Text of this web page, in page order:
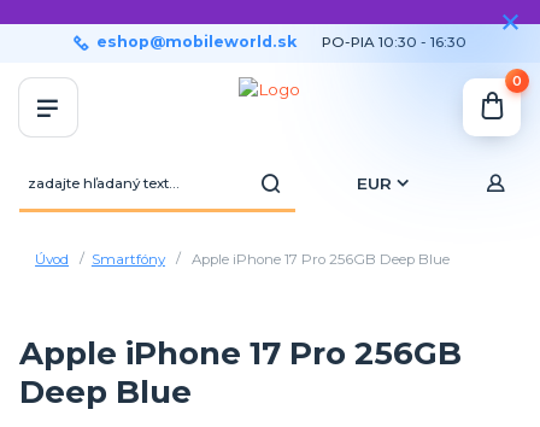
EUR
eshop@mobileworld.sk PO-PIA 10:30 - 16:30
0
Úvod Smartfóny Apple iPhone 17 Pro 256GB Deep Blue
Apple iPhone 17 Pro 256GB
Deep Blue